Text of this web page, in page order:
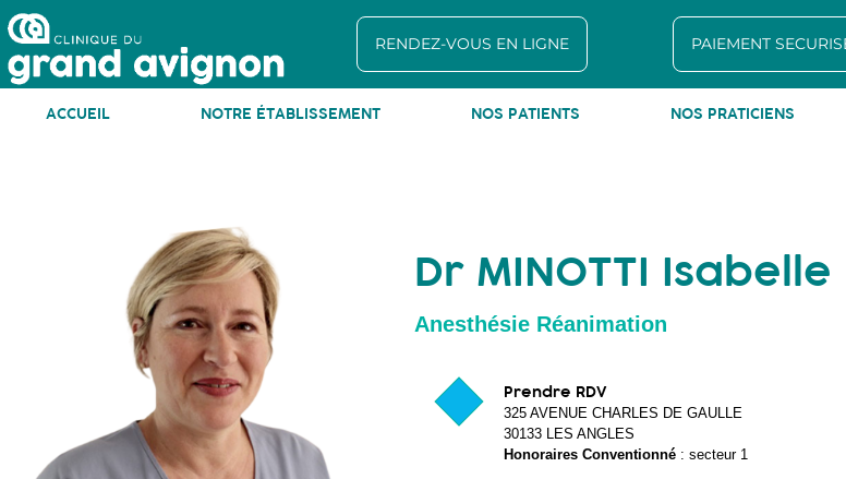
RENDEZ-VOUS EN LIGNE PAIEMENT
ACCUEIL NOTRE ÉTABLISSEMENT NOS PATIENTS NOS PRATICIENS
Dr MINOTTI Isabelle
Anesthésie Réanimation
Prendre RDV
325 AVENUE CHARLES DE GAULLE
30133 LES ANGLES
Honoraires Conventionné: secteur 1